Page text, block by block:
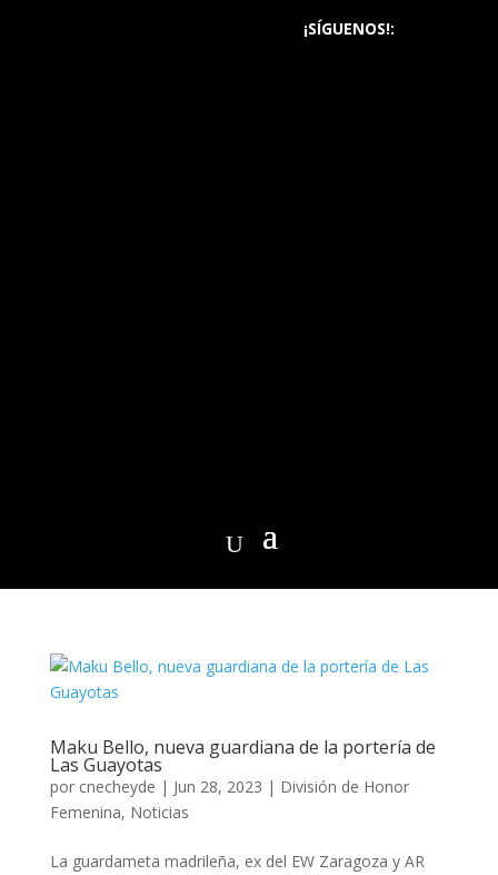
¡SÍGUENOS!:
Maku Bello, nueva guardiana de la portería de
Las Guayotas
por cnecheyde | Jun 28, 2023 | División de Honor
Femenina, Noticias
La guardameta madrileña, ex del EW Zaragoza y AR